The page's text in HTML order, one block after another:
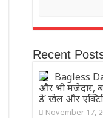
Recent
Bagless
और भी मजेदार,
डे’ खेल और
November 17,